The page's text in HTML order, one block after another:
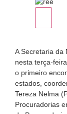
A Secretaria da
nesta terça-
o primeiro
estados,
Tereza Nelma
Procuradorias